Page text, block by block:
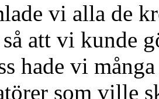
vi alla de
att vi kunde
hade vi
som ville